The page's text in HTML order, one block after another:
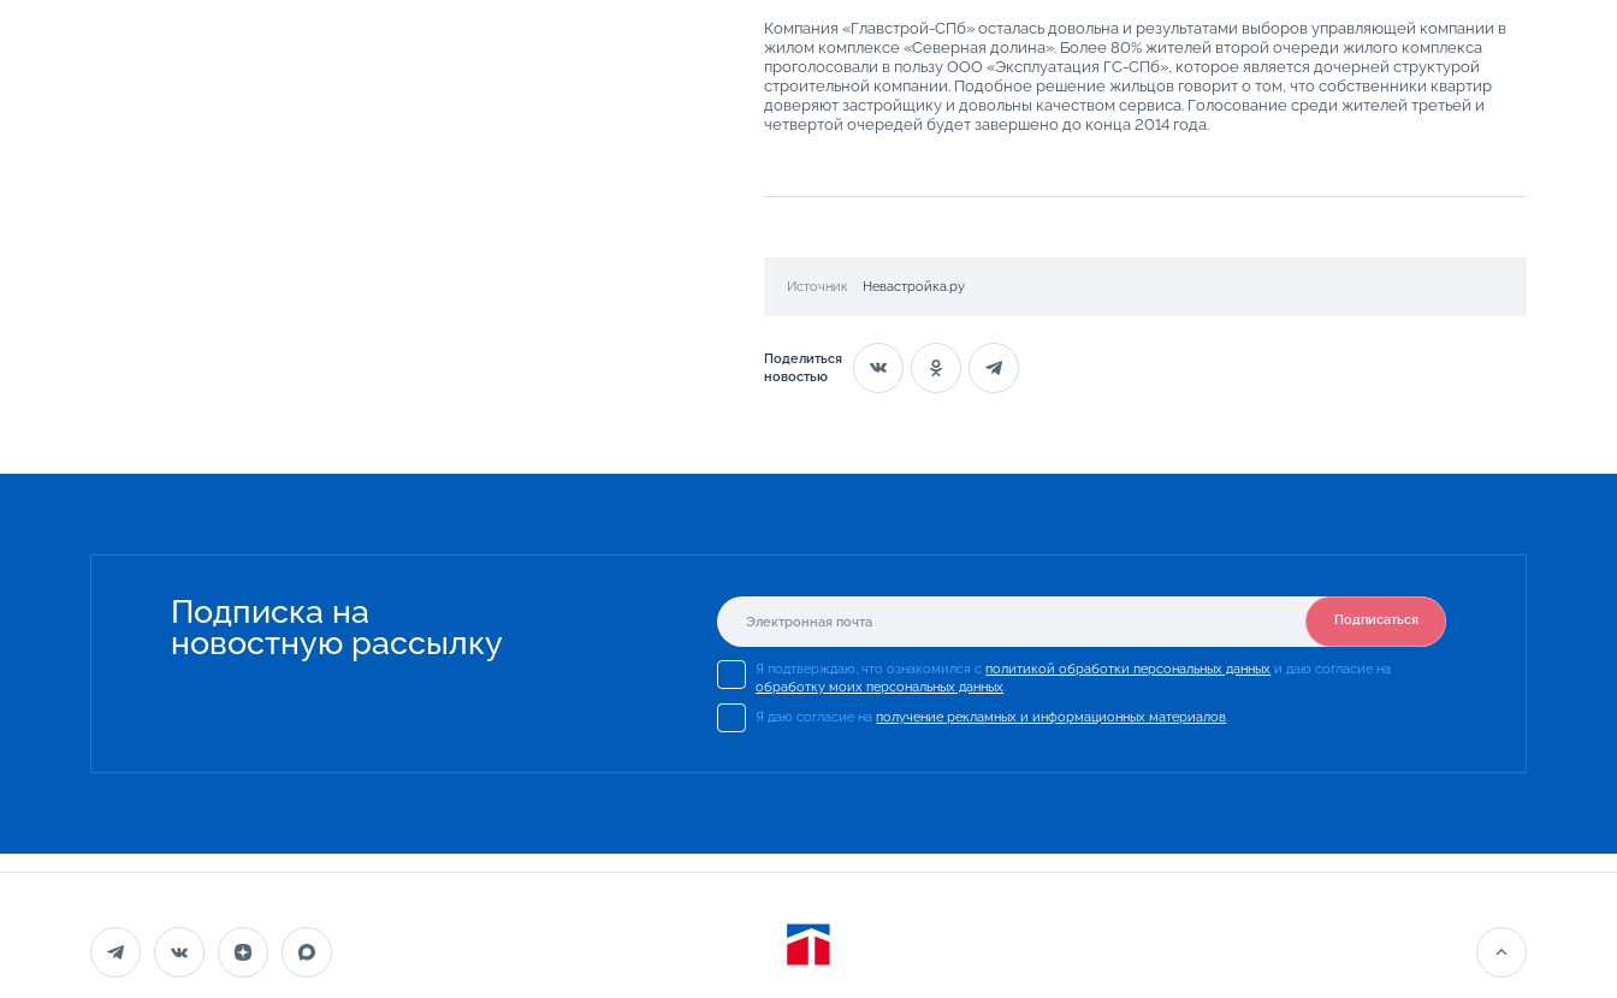
Компания «Главстрой-СПб» осталась довольна и результатами выборов управляющей компании в
жилом комплексе «Северная долина». Более 80% жителей второй очереди жилого комплекса
проголосовали в пользу ООО «Эксплуатация ГС-СПб», которое является дочерней структурой
строительной компании. Подобное решение жильцов говорит о том, что собственники квартир
доверяют застройщику и довольны качеством сервиса. Голосование среди жителей третьей и
четвертой очередей будет завершено до конца 2014 года.
Источник Невастройка.ру
Поделиться
новостью
Подписка на
новостную рассылку
Подписаться
Я подтверждаю, что ознакомился сполитикой обработки персональных данных и даю согласие на
обработку моих персональных данных.
Я даю согласие наполучение рекламных и информационных материалов.